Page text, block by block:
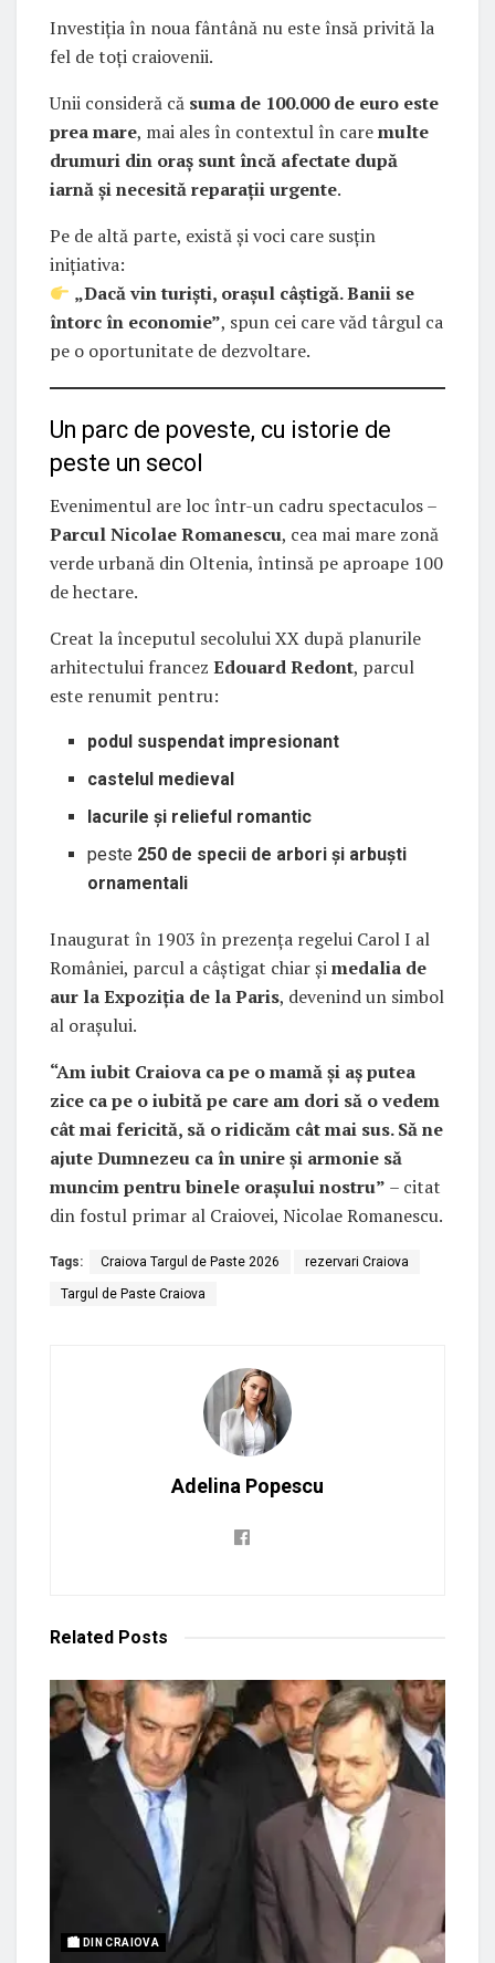
Investiția în noua fântână nu este însă privită la
fel de toți craiovenii.
Unii consideră că suma de 100.000 de euro este
prea mare, mai ales în contextul în caremulte
drumuri din oraș sunt încă afectate după
iarnă și necesită reparații urgente.
Pe de altă parte, există și voci care susțin
inițiativa:
„Dacă vin turiști, orașul câștigă. Banii se
întorc în economie”, spun cei care văd târgul ca
pe o oportunitate de dezvoltare.
Un parc de poveste, cu istorie de
peste un secol
Evenimentul are loc într-un cadru spectaculos –
Parcul Nicolae Romanescu, cea mai mare zonă
verde urbană din Oltenia, întinsă pe aproape 100
de hectare.
Creat la începutul secolului XX după planurile
arhitectului francez Edouard Redont, parcul
este renumit pentru:
podul suspendat impresionant
castelul medieval
lacurile și relieful romantic
peste 250 de specii de arbori și arbuști
ornamentali
Inaugurat în 1903 în prezența regelui Carol I al
României, parcul a câștigat chiar șimedalia de
aur la Expoziția de la Paris, devenind un simbol
al orașului.
“Am iubit Craiova ca pe o mamă și aș putea
zice ca pe o iubită pe care am dori să o vedem
cât mai fericită, să o ridicăm cât mai sus. Să ne
ajute Dumnezeu ca în unire și armonie să
muncim pentru binele orașului nostru” – citat
din fostul primar al Craiovei, Nicolae Romanescu.
Tags: Craiova Targul de Paste 2026 rezervari Craiova
Targul de Paste Craiova
Adelina Popescu
Related Posts
🏙 DIN CRAIOVA